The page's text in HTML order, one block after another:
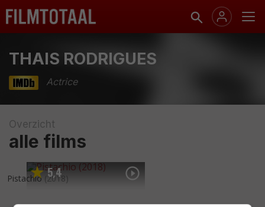
THAIS RODRIGUES
Actrice
Overzicht
alle films
5,4
Pistachio (2018)